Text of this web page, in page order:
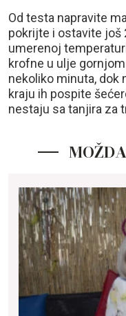
Od testa napravite
pokrijte i ostavite još
umerenoj
krofne u ulje
nekoliko minuta, dok
kraju ih pospite
nestaju sa tanjira za